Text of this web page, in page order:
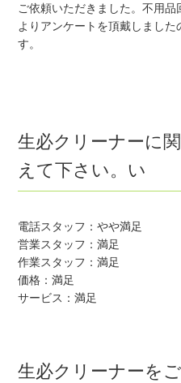
ご依頼いただきました。不用
よりアンケートを頂戴しまし
す。
生必クリーナーに
えて下さい。い
電話スタッフ：やや満足
営業スタッフ：満足
作業スタッフ：満足
価格：満足
サービス：満足
生必クリーナーを